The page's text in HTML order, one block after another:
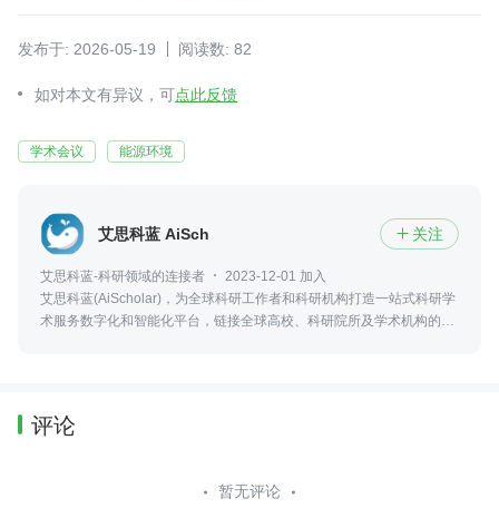
发布于: 2026-05-19 阅读数: 82
如对本文有异议，可点此反馈
学术会议 能源环境
艾思科蓝 AiScholar  关注
艾思科蓝-科研领域的连接者
2023-12-01 加入
艾思科蓝(AiScholar)，为全球科研工作者和科研机构打造一站式科研学
术服务数字化和智能化平台，链接全球高校、科研院所及学术机构的优
评论
暂无评论